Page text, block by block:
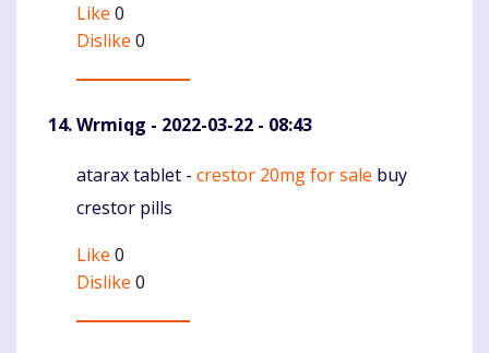
Like 0
Dislike 0
Wrmiqg - 2022-03-22 - 08:43
Komentaras
atarax tablet - crestor 20mg for sale buy
crestor pills
Like 0
Dislike 0